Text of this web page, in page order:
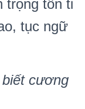
trọng tôn ti
tục ngữ
cương